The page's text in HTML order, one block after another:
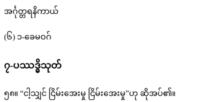
အင်္ဂုတ္တရနိကာယ်
(၆) ၁-ခေမဝဂ်
၇-ပဿဒ္ဓိသုတ်
၅၈။ “ငါ့သျှင် ငြိမ်းအေးမှု ငြိမ်းအေးမှု”ဟု ဆိုအပ်၏။